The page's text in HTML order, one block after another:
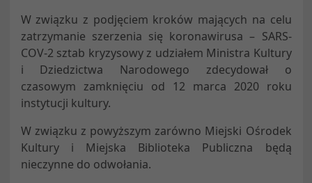
W związku z podjęciem kroków mających na celu
zatrzymanie szerzenia się koronawirusa – SARS-
COV-2 sztab kryzysowy z udziałem Ministra Kultury
i Dziedzictwa Narodowego zdecydował o
czasowym zamknięciu od 12 marca 2020 roku
instytucji kultury.
W związku z powyższym zarówno Miejski Ośrodek
Kultury i Miejska Biblioteka Publiczna będą
nieczynne do odwołania.